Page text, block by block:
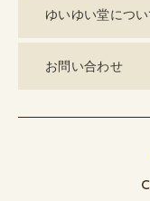
ゆいゆい堂につい
お問い合わせ